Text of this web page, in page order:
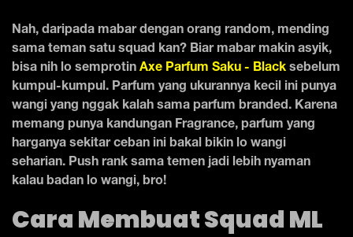
Nah, daripada mabar dengan orang random, mending
sama teman satu squad kan? Biar mabar makin asyik,
bisa nih lo semprotin Axe Parfum Saku - Black sebelum
kumpul-kumpul. Parfum yang ukurannya kecil ini punya
wangi yang nggak kalah sama parfum branded. Karena
memang punya kandungan Fragrance, parfum yang
harganya sekitar ceban ini bakal bikin lo wangi
seharian. Push rank sama temen jadi lebih nyaman
kalau badan lo wangi, bro!
Cara Membuat Squad ML